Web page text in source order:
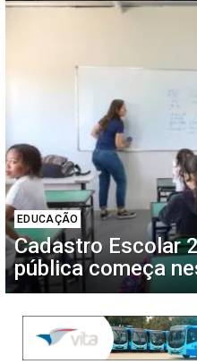
EDUCAÇÃO
Cadastro Escolar
pública começa